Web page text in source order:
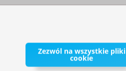
Zezwól na wszystkie pliki
cookie